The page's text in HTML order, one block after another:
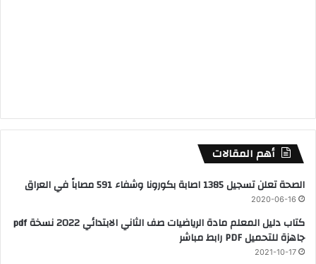
أهم المقالات
الصحة تعلن تسجيل 1385 اصابة بكورونا وشفاء 591 مصاباً في العراق
2020-06-16
كتاب دليل المعلم مادة الرياضيات صف الثاني الابتدائي 2022 نسخة pdf
جاهزة للتحميل PDF رابط مباشر
2021-10-17